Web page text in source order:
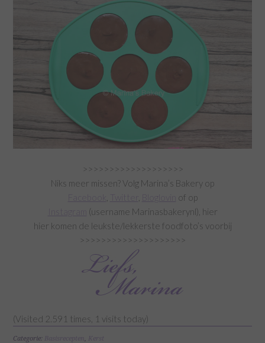
>>>>>>>>>>>>>>>>>>>
Niks meer missen? Volg Marina’s Bakery op
Bloglovin
of op
Instagram
(username Marinasbakerynl), hier
hier komen de leukste/lekkerste foodfoto’s voorbij
>>>>>>>>>>>>>>>>>>>>
(Visited 2.591 times, 1 visits today)
Categorie: Basisrecepten, Kerst